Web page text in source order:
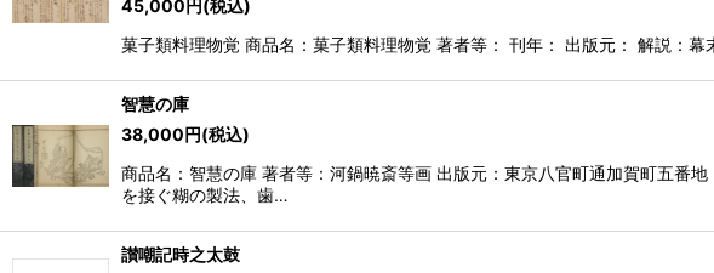
45,000円(税込)
菓子類料理物覚 商品名：菓子類料理物覚 著者等： 刊年： 出版元： 解
智慧の庫
38,000円(税込)
商品名：智慧の庫 著者等：河鍋暁斎等画 出版元：東京八官町通加賀町五
を接ぐ糊の製法、歯…
讃嘲記時之太鼓